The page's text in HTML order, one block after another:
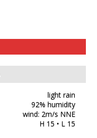
light rain
92% humidity
wind: 2m/s NNE
H 15 • L 15